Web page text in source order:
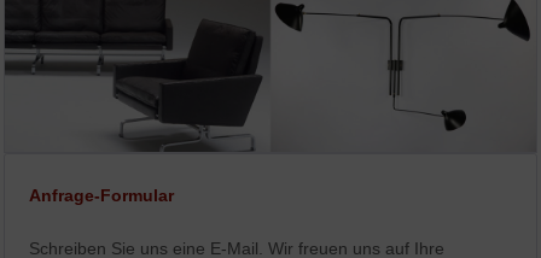
Anfrage-Formular
Schreiben Sie uns eine E-Mail. Wir freuen uns auf Ihre